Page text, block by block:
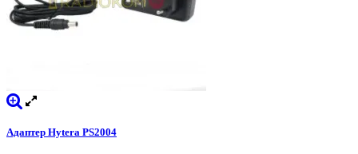
Адаптер Hytera PS2004